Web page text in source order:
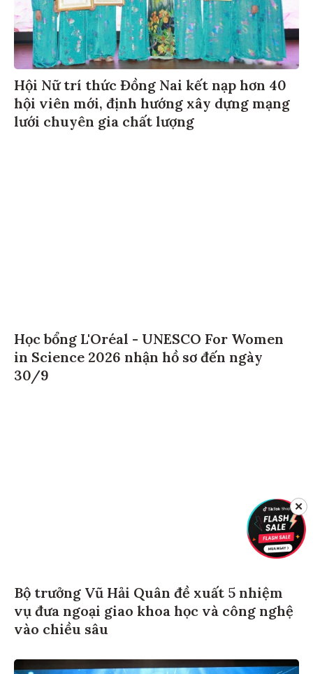
Hội Nữ trí thức Đồng Nai kết nạp hơn 40
hội viên mới, định hướng xây dựng mạng
lưới chuyên gia chất lượng
Học bổng L'Oréal - UNESCO For Women
in Science 2026 nhận hồ sơ đến ngày
30/9
Bộ trưởng Vũ Hải Quân đề xuất 5 nhiệm
vụ đưa ngoại giao khoa học và công nghệ
vào chiều sâu
✕